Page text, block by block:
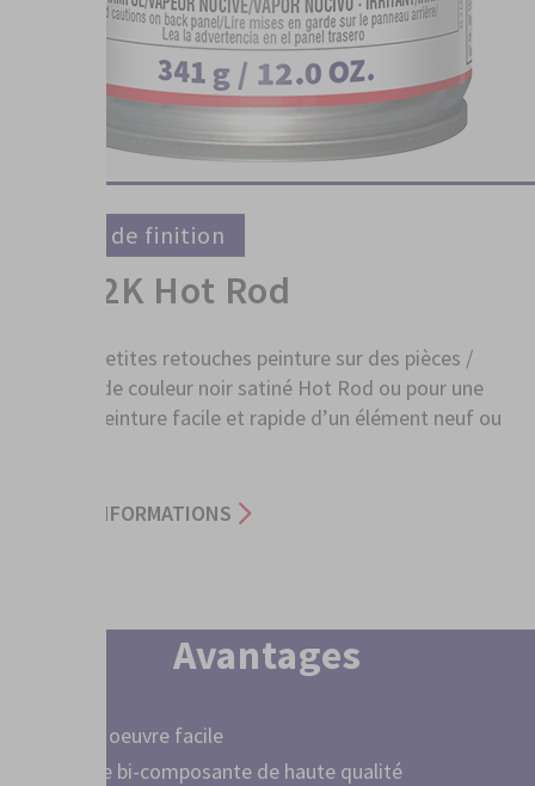
Vernis de finition
Noir 2K Hot Rod
Pour de petites retouches peinture sur des pièces /
surfaces de couleur noir satiné Hot Rod ou pour une
mise en peinture facile et rapide d’un élément neuf ou
PLUS D'INFORMATIONS
Avantages
Mise en oeuvre facile
Peinture bi-composante de haute qualité